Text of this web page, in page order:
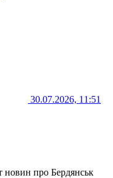
30.07.2026, 11:51
про Бердянськ